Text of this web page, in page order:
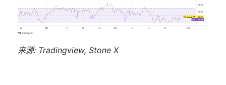
来源: Tradingview, Stone X